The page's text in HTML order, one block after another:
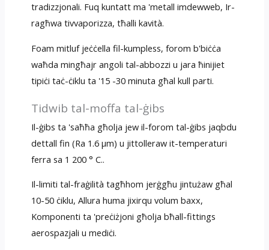
tradizzjonali. Fuq kuntatt ma 'metall imdewweb, Ir-
ragħwa tivvaporizza, tħalli kavità.
Foam mitluf jeċċella fil-kumpless, forom b'biċċa
waħda mingħajr angoli tal-abbozzi u jara ħinijiet
tipiċi taċ-ċiklu ta '15 -30 minuta għal kull parti.
Tidwib tal-moffa tal-ġibs
Il-ġibs ta 'saħħa għolja jew il-forom tal-ġibs jaqbdu
dettall fin (Ra 1.6 µm) u jittolleraw it-temperaturi
ferra sa 1 200 ° C..
Il-limiti tal-fraġilità tagħhom jerġgħu jintużaw għal
10-50 ċiklu, Allura huma jixirqu volum baxx,
Komponenti ta 'preċiżjoni għolja bħall-fittings
aerospazjali u mediċi.